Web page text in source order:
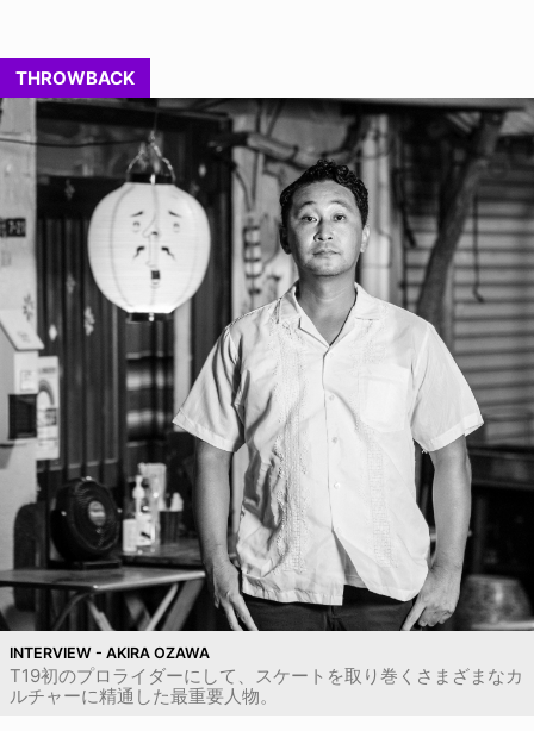
THROWBACK
INTERVIEW - AKIRA OZAWA
T19初のプロライダーにして、スケートを取り巻くさまざまなカ
ルチャーに精通した最重要人物。